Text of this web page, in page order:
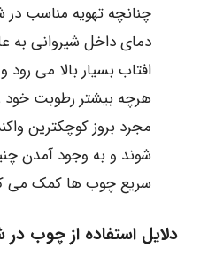
چنانچه تهویه مناسب در
دمای داخل شیروانی به
افتاب بسیار بالا می
هرچه بیشتر رطوبت خود
مجرد بروز کوچکترین
شوند و به وجود آمدن
سریع چوب ها کمک می
دلایل استفاده از چوب در